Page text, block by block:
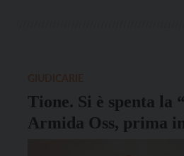
Tione. Si è spenta la
Armida Oss, prima
donna di San